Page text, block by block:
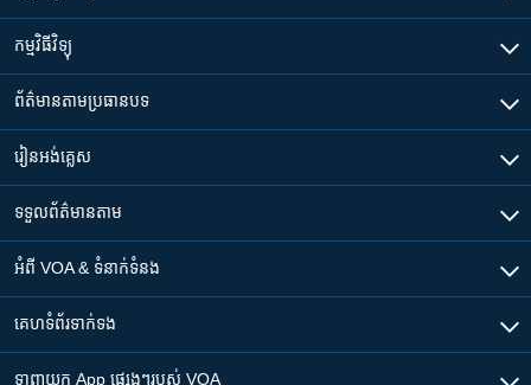
កម្មវិធី​វិទ្យុ
ព័ត៌មាន​តាមប្រធានបទ​
រៀន​​អង់គ្លេស
ទទួល​ព័ត៌មាន​តាម
អំពី​ VOA & ទំនាក់ទំនង
គេហទំព័រ​​ទាក់ទង
ទាញយក​ App ផ្សេងៗ​របស់​ VOA